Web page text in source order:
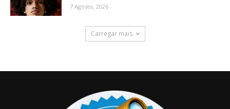
7 Agosto, 2026
Carregar mais